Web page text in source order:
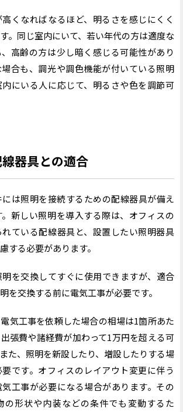
くなればなるほど、明るさを感じにくく
。同じ室内にいて、若い年代の方は適度な
高齢の方は少し暗く感じる可能性があり
合も、調光や調色機能が付いている照明
にいる人に応じて、明るさや色を調節可
器具との適合
は照明を接続するための配線器具が備え
新しい照明を導入する際は、オフィスの
ている配線器具と、設置したい照明器具
する必要があります。
を交換してすぐに使用できますが、適合
を交換する前に電気工事が必要です。
気工事を依頼した場合の相場は1箇所あた
張費や諸経費が加わって1万円を超える可
た、照明を新設したり、増設したりする場
です。オフィスのレイアウト変更に伴う
工事が必要になる場合があります。その
の形状や内装などの条件でも変動するた